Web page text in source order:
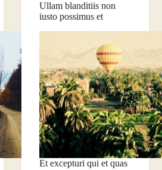
Ullam blanditiis non
iusto possimus et
Et excepturi qui et quas